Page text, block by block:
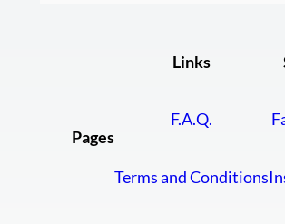
Pages
Links
F.A.Q.
Terms and Conditions